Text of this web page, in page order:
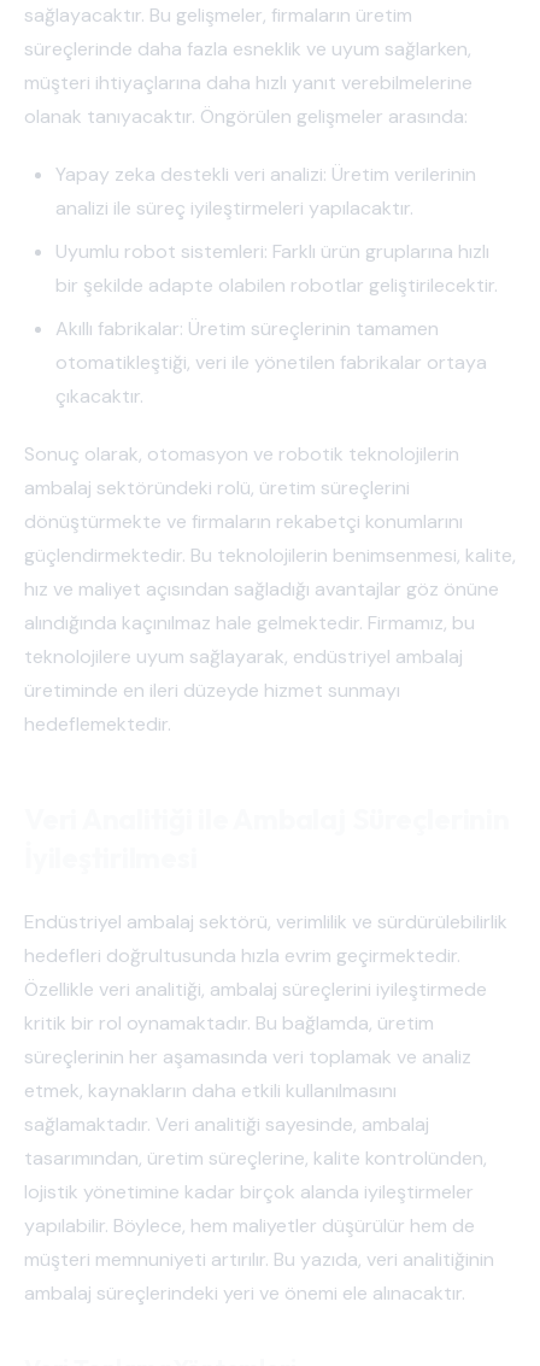
sağlayacaktır. Bu gelişmeler, firmaların üretim
süreçlerinde daha fazla esneklik ve uyum sağlarken,
müşteri ihtiyaçlarına daha hızlı yanıt verebilmelerine
olanak tanıyacaktır. Öngörülen gelişmeler arasında:
Yapay zeka destekli veri analizi: Üretim verilerinin
analizi ile süreç iyileştirmeleri yapılacaktır.
Uyumlu robot sistemleri: Farklı ürün gruplarına hızlı
bir şekilde adapte olabilen robotlar geliştirilecektir.
Akıllı fabrikalar: Üretim süreçlerinin tamamen
otomatikleştiği, veri ile yönetilen fabrikalar ortaya
çıkacaktır.
Sonuç olarak, otomasyon ve robotik teknolojilerin
ambalaj sektöründeki rolü, üretim süreçlerini
dönüştürmekte ve firmaların rekabetçi konumlarını
güçlendirmektedir. Bu teknolojilerin benimsenmesi, kalite,
hız ve maliyet açısından sağladığı avantajlar göz önüne
alındığında kaçınılmaz hale gelmektedir. Firmamız, bu
teknolojilere uyum sağlayarak, endüstriyel ambalaj
üretiminde en ileri düzeyde hizmet sunmayı
hedeflemektedir.
Endüstriyel ambalaj sektörü, verimlilik ve sürdürülebilirlik
hedefleri doğrultusunda hızla evrim geçirmektedir.
Özellikle veri analitiği, ambalaj süreçlerini iyileştirmede
kritik bir rol oynamaktadır. Bu bağlamda, üretim
süreçlerinin her aşamasında veri toplamak ve analiz
etmek, kaynakların daha etkili kullanılmasını
sağlamaktadır. Veri analitiği sayesinde, ambalaj
tasarımından, üretim süreçlerine, kalite kontrolünden,
lojistik yönetimine kadar birçok alanda iyileştirmeler
yapılabilir. Böylece, hem maliyetler düşürülür hem de
müşteri memnuniyeti artırılır. Bu yazıda, veri analitiğinin
ambalaj süreçlerindeki yeri ve önemi ele alınacaktır.